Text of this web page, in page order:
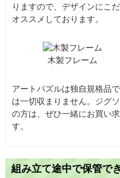
りますので、デザインにこ
オススメしております。
木製フレーム
アートパズルは独自規格品
は一切収まりません。ジグ
の方は、ぜひ一緒にお買い
す。
組み立て途中で保管で